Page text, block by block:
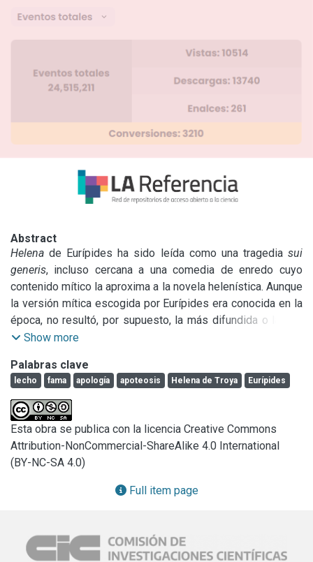
Abstract
Helena de Eurípides ha sido leída como una tragedia sui
generis, incluso cercana a una comedia de enredo cuyo
contenido mítico la aproxima a la novela helenística. Aunque
la versión mítica escogida por Eurípides era conocida en la
época, no resultó, por supuesto, la más difundida o la que
más tarde sería consagrada por la tradición como la versión
por Paris (con mayor o menor grado de resistencia por su
parte) y que luego de la guerra de Troya fue perdonada por
Menelao y vivieron juntos hasta la muerte de ambos. Ya
Estesícoro en su
habría sido reemplazada por el εἴδωλον al llegar a Egipto y
habría permanecido allí. Este trabajo se propone indagar
cómo ciertos conceptos funcionan en el nivel textual y
configuran tópicos en el discurso de defensa de Helena. En
λέκτρον, εὐνή, y γάμος y otros relacionados a la fama y
renombre del personaje, como λóγος, ὄνομα, πράγματα y
Show more
Palabras clave
lecho fama apología apoteosis Helena de Troya Eurípides
Esta obra se publica con la licencia Creative Commons
Attribution-NonCommercial-ShareAlike 4.0 International
(BY-NC-SA 4.0)
Full item page